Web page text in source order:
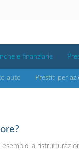
e finanziarie
auto Prestiti per
la